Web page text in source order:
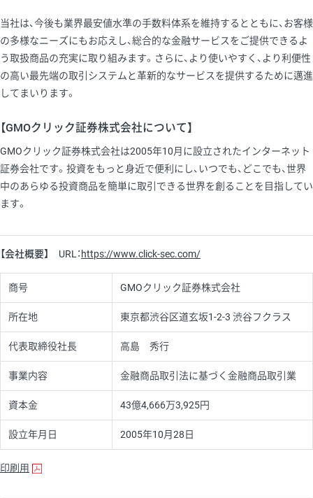
当社は、今後も業界最安値水準の手数料体系を維持するとともに、お客様
の多様なニーズにもお応えし、総合的な金融サービスをご提供できるよ
う取扱商品の充実に取り組みます。さらに、より使いやすく、より利便性
の高い最先端の取引システムと革新的なサービスを提供するために邁進
してまいります。
【GMOクリック証券株式会社について】
GMOクリック証券株式会社は2005年10月に設立されたインターネット
証券会社です。投資をもっと身近で便利にし、いつでも、どこでも、世界
中のあらゆる投資商品を簡単に取引できる世界を創ることを目指してい
ます。
【会社概要】 URL：https://www.click-sec.com/
商号 GMOクリック証券株式会社
所在地 東京都渋谷区道玄坂1-2-3 渋谷フクラス
代表取締役社長 高島 秀行
事業内容 金融商品取引法に基づく金融商品取引業
資本金 43億4,666万3,925円
設立年月日 2005年10月28日
印刷用